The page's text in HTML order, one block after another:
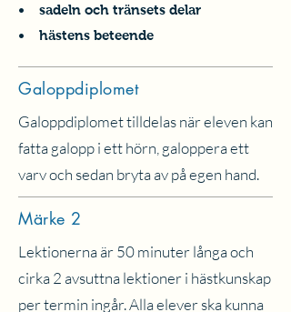
• sadeln och tränsets delar
• hästens beteende
Galoppdiplomet
Galoppdiplomet tilldelas när eleven kan
fatta galopp i ett hörn, galoppera ett
varv och sedan bryta av på egen hand.
Märke 2
Lektionerna är 50 minuter långa och
cirka 2 avsuttna lektioner i hästkunskap
per termin ingår. Alla elever ska kunna